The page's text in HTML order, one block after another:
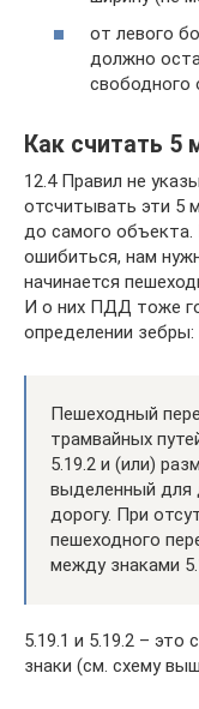
от левого
должно
свободного
Как считать 5
12.4 Правил не
отсчитывать эти 5
до самого
ошибиться, нам
начинается
И о них ПДД тоже
определении зебры:
Пешеходный
трамвайных
5.19.2 и (или)
выделенный для
дорогу. При
пешеходного
между знаками
5.19.1 и 5.19.2 –
знаки (см. схему